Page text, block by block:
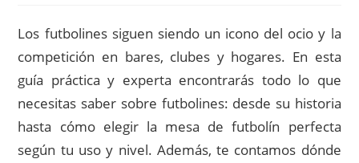
entrada:
Los futbolines siguen siendo un icono del ocio y la
competición en bares, clubes y hogares. En esta
guía práctica y experta encontrarás todo lo que
necesitas saber sobre futbolines: desde su historia
hasta cómo elegir la mesa de futbolín perfecta
según tu uso y nivel. Además, te contamos dónde